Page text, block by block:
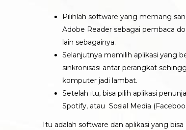
Pilihlah software yang memang
Adobe Reader sebagai pembaca
lain sebagainya.
Selanjutnya memilih aplikasi yang
sinkronisasi antar perangkat
komputer jadi lambat.
Setelah itu, bisa pilih aplikasi
Spotify, atau Sosial Media
Itu adalah software dan aplikasi yang